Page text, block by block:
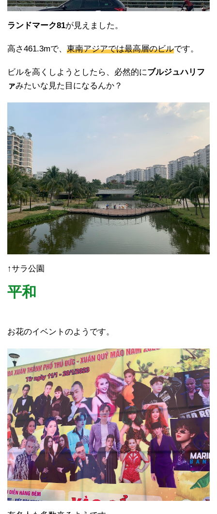
ランドマーク81が見えました。
高さ461.3mで、 東南アジアでは最高層のビルです。
ビルを高くしようとしたら、必然的にブルジュハリフ
ァみたいな見た目になるんか？
↑サラ公園
平和
お花のイベントのようです。